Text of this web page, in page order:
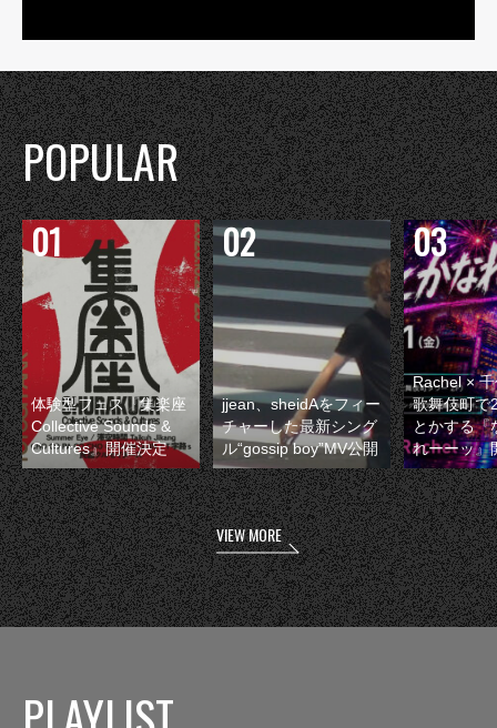
POPULAR
体験型フェス『集楽座
Collective Sounds &
Cultures』開催決定
jjean、sheidAをフィー
チャーした最新シング
ル“gossip boy”MV公開
Rachel ×
歌舞伎町で
とかする『
れーーッ』
VIEW MORE